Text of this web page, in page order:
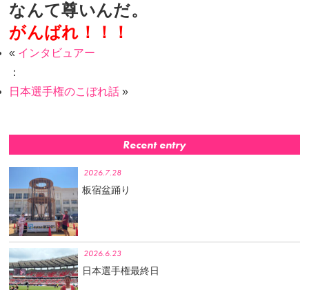
なんて尊いんだ。
がんばれ！！！
« インタビュアー
：
日本選手権のこぼれ話 »
Recent entry
2026.7.28
板宿盆踊り
2026.6.23
日本選手権最終日